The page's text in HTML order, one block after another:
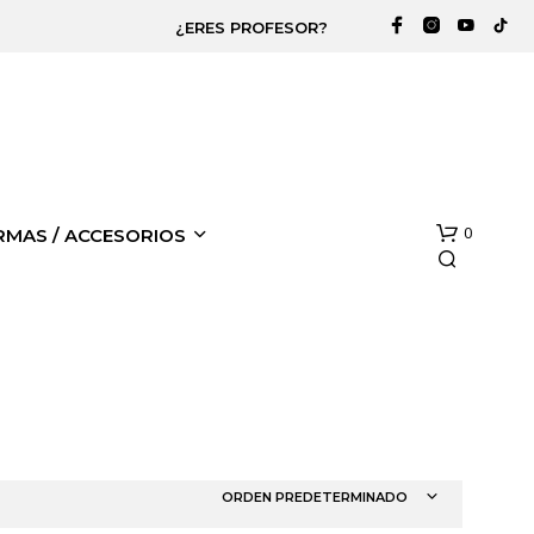
¿ERES PROFESOR?
/ ACCESORIOS 0
ORDEN PREDETERMINADO